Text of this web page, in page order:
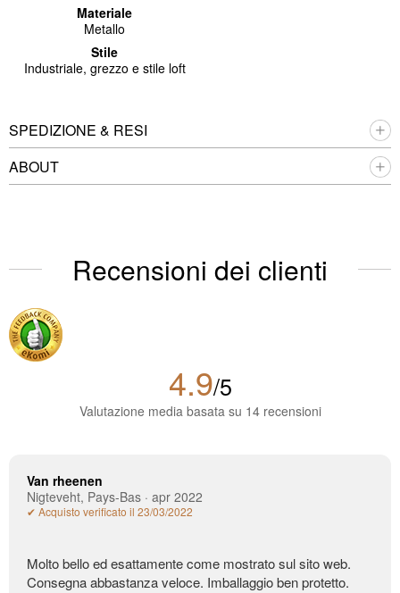
Materiale
Metallo
Stile
Industriale, grezzo e stile loft
SPEDIZIONE & RESI
ABOUT
Recensioni dei clienti
4.9/5
Valutazione media basata su 14 recensioni
Van rheenen
Nigteveht, Pays-Bas · apr 2022
✔ Acquisto verificato il 23/03/2022
Molto bello ed esattamente come mostrato sul sito web.
Consegna abbastanza veloce. Imballaggio ben protetto.